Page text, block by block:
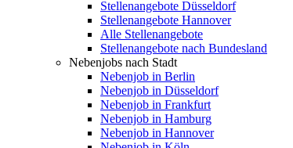
Stellenangebote Düsseldorf
Stellenangebote Hannover
Alle Stellenangebote
Stellenangebote nach Bundesland
Nebenjobs nach Stadt
Nebenjob in Berlin
Nebenjob in Düsseldorf
Nebenjob in Frankfurt
Nebenjob in Hamburg
Nebenjob in Hannover